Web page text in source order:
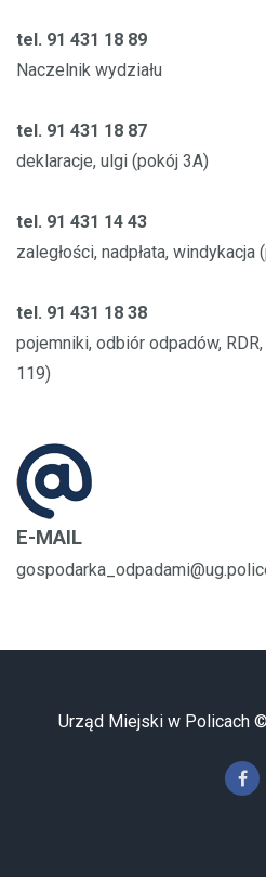
tel. 91 431 18 89
Naczelnik wydziału
tel. 91 431 18 87
deklaracje, ulgi (pokój 3A)
tel. 91 431 14 43
zaległości, nadpłata, windykacja
tel. 91 431 18 38
pojemniki, odbiór odpadów,
119)
E-MAIL
Urząd Miejski w Policach